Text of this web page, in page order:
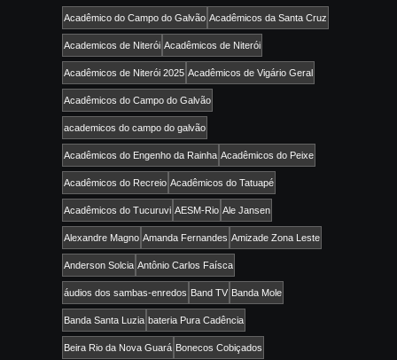
Acadêmico do Campo do Galvão Acadêmicos da Santa Cruz
Academicos de Niterói Acadêmicos de Niterói
Acadêmicos de Niterói 2025 Acadêmicos de Vigário Geral
Acadêmicos do Campo do Galvão
academicos do campo do galvão
Acadêmicos do Engenho da Rainha Acadêmicos do Peixe
Acadêmicos do Recreio Acadêmicos do Tatuapé
Acadêmicos do Tucuruvi AESM-Rio Ale Jansen
Alexandre Magno Amanda Fernandes Amizade Zona Leste
Anderson Solcia Antônio Carlos Faísca
áudios dos sambas-enredos Band TV Banda Mole
Banda Santa Luzia bateria Pura Cadência
Beira Rio da Nova Guará Bonecos Cobiçados